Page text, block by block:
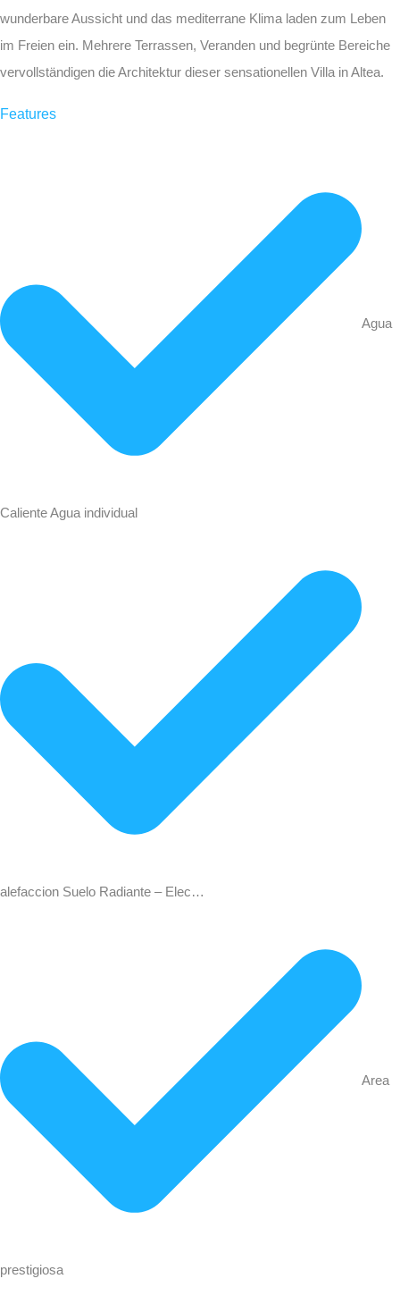
wunderbare Aussicht und das mediterrane Klima laden zum Leben
im Freien ein. Mehrere Terrassen, Veranden und begrünte Bereiche
vervollständigen die Architektur dieser sensationellen Villa in Altea.
Features
Agua
Caliente Agua individual
alefaccion Suelo Radiante – Elec…
Area
prestigiosa